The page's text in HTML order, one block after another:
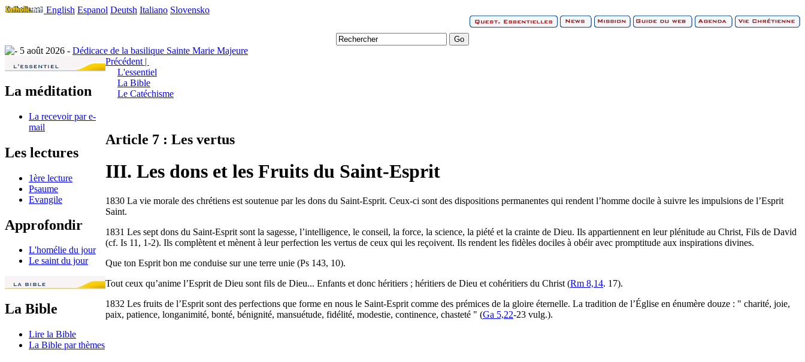
English Espanol Deutsh Italiano Slovensko
5 août 2026 - Dédicace de la basilique Sainte Marie Majeure
La méditation
La recevoir par e-
mail
Les lectures
1ère lecture
Psaume
Evangile
Approfondir
L'homélie du jour
Le saint du jour
La Bible
Lire la Bible
La Bible par thèmes
Précédent |
L'essentiel
La Bible
Le Catéchisme
Article 7 : Les vertus
III. Les dons et les Fruits du Saint-Esprit
1830 La vie morale des chrétiens est soutenue par les dons du Saint-Esprit. Ceux-ci sont des dispositions permanentes qui rendent l’homme docile à suivre les impulsions de l’Esprit
Saint.
1831 Les sept dons du Saint-Esprit sont la sagesse, l’intelligence, le conseil, la force, la science, la piété et la crainte de Dieu. Ils appartiennent en leur plénitude au Christ, Fils de David
(cf. Is 11, 1-2). Ils complètent et mènent à leur perfection les vertus de ceux qui les reçoivent. Ils rendent les fidèles dociles à obéir avec promptitude aux inspirations divines.
Que ton Esprit bon me conduise sur une terre unie (Ps 143, 10).
Tout ceux qu’anime l’Esprit de Dieu sont fils de Dieu... Enfants et donc héritiers ; héritiers de Dieu et cohéritiers du Christ (Rm 8,14. 17).
1832 Les fruits de l’Esprit sont des perfections que forme en nous le Saint-Esprit comme des prémices de la gloire éternelle. La tradition de l’Église en énumère douze : " charité, joie,
paix, patience, longanimité, bonté, bénignité, mansuétude, fidélité, modestie, continence, chasteté " (Ga 5,22-23 vulg.).